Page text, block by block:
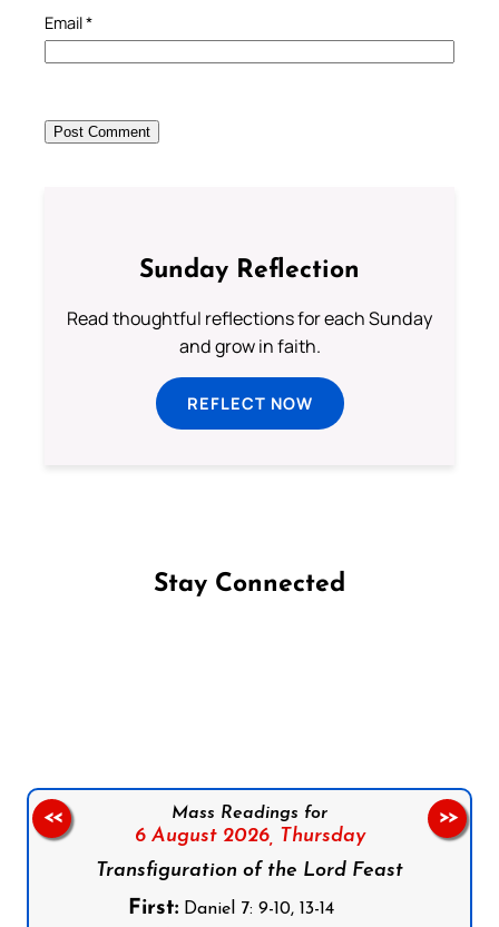
Email*
Sunday Reflection
Read thoughtful reflections for each Sunday
and grow in faith.
REFLECT NOW
Stay Connected
Mass Readings for
6 August 2026, Thursday
Transfiguration of the Lord Feast
First:Daniel 7: 9-10, 13-14
<< >>